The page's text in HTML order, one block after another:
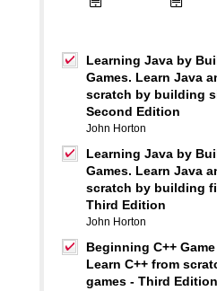
Learning Java by
Games. Learn Java
scratch by building
Second Edition
John Horton
Learning Java by
Games. Learn Java
scratch by building
Third Edition
John Horton
Beginning C++
Learn C++ from
games - Third Edition